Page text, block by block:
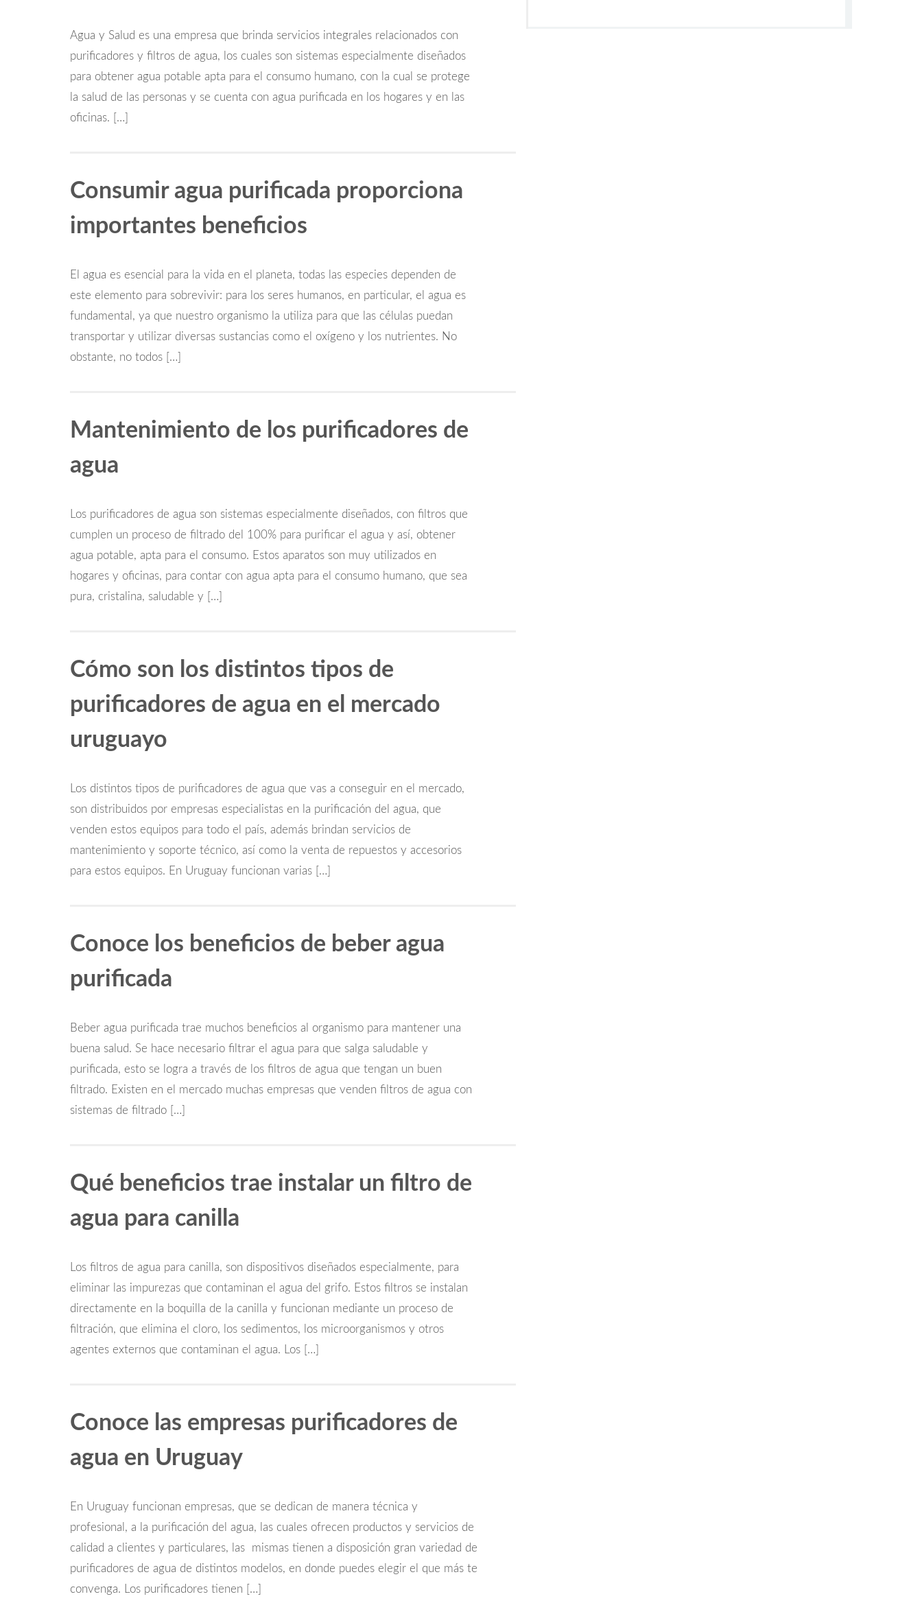
Agua y Salud es una empresa que brinda servicios integrales relacionados con
purificadores y filtros de agua, los cuales son sistemas especialmente diseñados
para obtener agua potable apta para el consumo humano, con la cual se protege
la salud de las personas y se cuenta con agua purificada en los hogares y en las
oficinas. […]
Consumir agua purificada proporciona
importantes beneficios
El agua es esencial para la vida en el planeta, todas las especies dependen de
este elemento para sobrevivir: para los seres humanos, en particular, el agua es
fundamental, ya que nuestro organismo la utiliza para que las células puedan
transportar y utilizar diversas sustancias como el oxígeno y los nutrientes. No
obstante, no todos […]
Mantenimiento de los purificadores de
agua
Los purificadores de agua son sistemas especialmente diseñados, con filtros que
cumplen un proceso de filtrado del 100% para purificar el agua y así, obtener
agua potable, apta para el consumo. Estos aparatos son muy utilizados en
hogares y oficinas, para contar con agua apta para el consumo humano, que sea
pura, cristalina, saludable y […]
Cómo son los distintos tipos de
purificadores de agua en el mercado
uruguayo
Los distintos tipos de purificadores de agua que vas a conseguir en el mercado,
son distribuidos por empresas especialistas en la purificación del agua, que
venden estos equipos para todo el país, además brindan servicios de
mantenimiento y soporte técnico, así como la venta de repuestos y accesorios
para estos equipos. En Uruguay funcionan varias […]
Conoce los beneficios de beber agua
purificada
Beber agua purificada trae muchos beneficios al organismo para mantener una
buena salud. Se hace necesario filtrar el agua para que salga saludable y
purificada, esto se logra a través de los filtros de agua que tengan un buen
filtrado. Existen en el mercado muchas empresas que venden filtros de agua con
sistemas de filtrado […]
Qué beneficios trae instalar un filtro de
agua para canilla
Los filtros de agua para canilla, son dispositivos diseñados especialmente, para
eliminar las impurezas que contaminan el agua del grifo. Estos filtros se instalan
directamente en la boquilla de la canilla y funcionan mediante un proceso de
filtración, que elimina el cloro, los sedimentos, los microorganismos y otros
agentes externos que contaminan el agua. Los […]
Conoce las empresas purificadores de
agua en Uruguay
En Uruguay funcionan empresas, que se dedican de manera técnica y
profesional, a la purificación del agua, las cuales ofrecen productos y servicios de
calidad a clientes y particulares, las mismas tienen a disposición gran variedad de
purificadores de agua de distintos modelos, en donde puedes elegir el que más te
convenga. Los purificadores tienen […]